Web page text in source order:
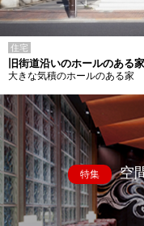
住宅
旧街道沿いのホールのある家
大きな気積のホールのある家
特集 空